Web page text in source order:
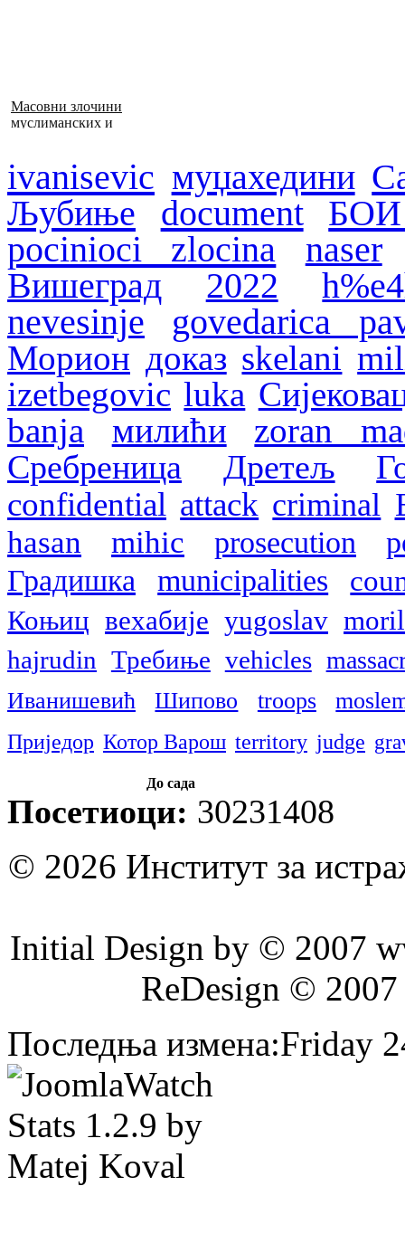
Масовни злочини
муслиманских и
ivanisevic муџахедини
Љубиње
document
pocinioci zlocina
naser
Вишеград
2022
nevesinje
govedarica
Морион доказ skelani
izetbegovic luka
banja
милићи
zoran
Сребреница
Дретељ
confidential attack criminal
hasan mihic prosecution
Градишка
municipalities
Коњиц вехабије yugoslav
hajrudin Требиње vehicles
Иванишевић Шипово troops
Приједор Котор Варош territory judge
До сада
Посетиоци: 30231408
© 2026 Институт за
Initial Design by © 2007
ReDesign ©
Последња измена:Friday